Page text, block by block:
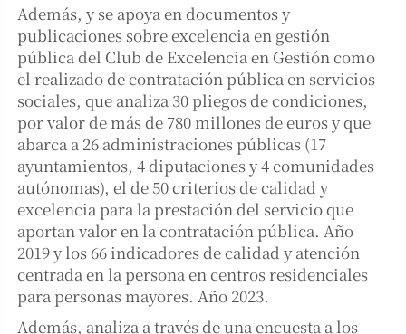
Además, y se apoya en documentos y
publicaciones sobre excelencia en gestión
pública del Club de Excelencia en Gestión como
el realizado de contratación pública en servicios
sociales, que analiza 30 pliegos de condiciones,
por valor de más de 780 millones de euros y que
abarca a 26 administraciones públicas (17
ayuntamientos, 4 diputaciones y 4 comunidades
autónomas), el de 50 criterios de calidad y
excelencia para la prestación del servicio que
aportan valor en la contratación pública. Año
2019 y los 66 indicadores de calidad y atención
centrada en la persona en centros residenciales
para personas mayores. Año 2023.
Además, analiza a través de una encuesta a los